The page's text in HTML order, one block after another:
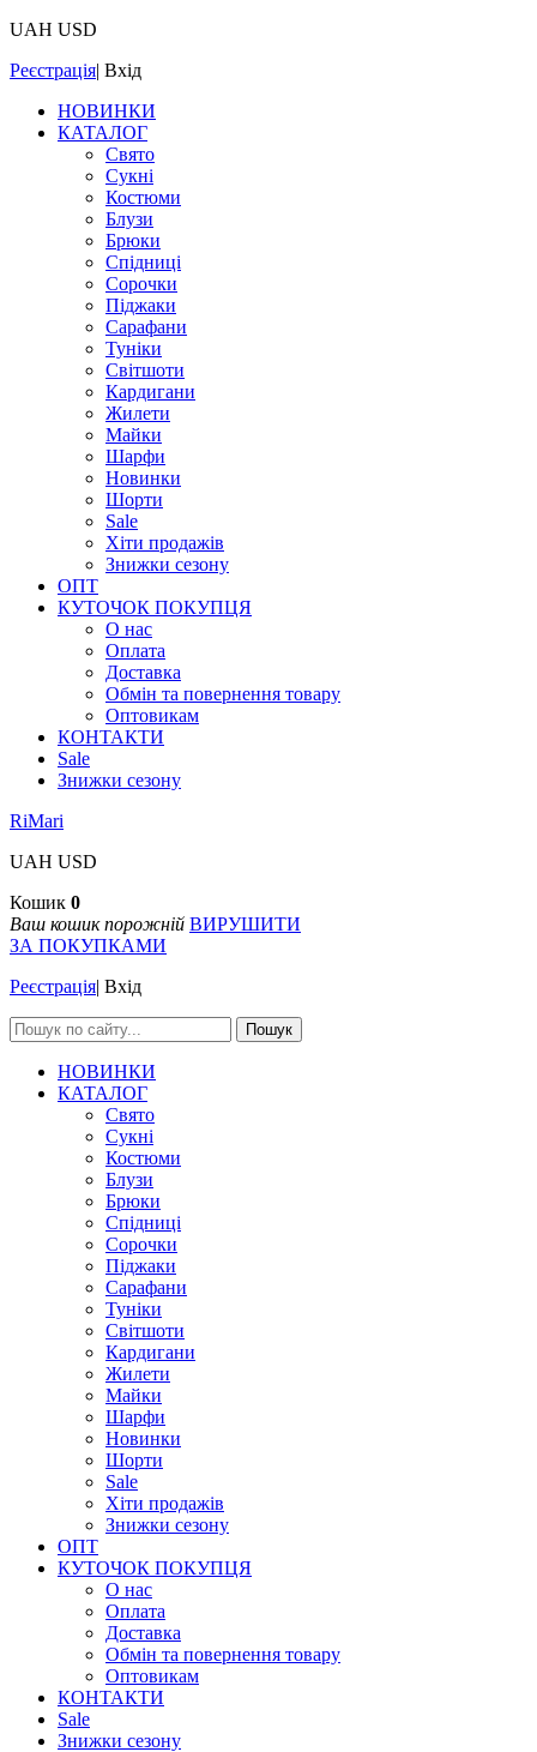
UAH USD
Реєстрація| Вхід
НОВИНКИ
КАТАЛОГ
Свято
Сукні
Костюми
Блузи
Брюки
Спідниці
Сорочки
Піджаки
Сарафани
Туніки
Світшоти
Кардигани
Жилети
Майки
Шарфи
Новинки
Шорти
Sale
Хіти продажів
Знижки сезону
ОПТ
КУТОЧОК ПОКУПЦЯ
О нас
Оплата
Доставка
Обмін та повернення товару
Оптовикам
КОНТАКТИ
Sale
Знижки сезону
RiMari
UAH USD
Кошик 0
Ваш кошик порожній ВИРУШИТИ
ЗА ПОКУПКАМИ
Реєстрація| Вхід
Пошук
НОВИНКИ
КАТАЛОГ
Свято
Сукні
Костюми
Блузи
Брюки
Спідниці
Сорочки
Піджаки
Сарафани
Туніки
Світшоти
Кардигани
Жилети
Майки
Шарфи
Новинки
Шорти
Sale
Хіти продажів
Знижки сезону
ОПТ
КУТОЧОК ПОКУПЦЯ
О нас
Оплата
Доставка
Обмін та повернення товару
Оптовикам
КОНТАКТИ
Sale
Знижки сезону